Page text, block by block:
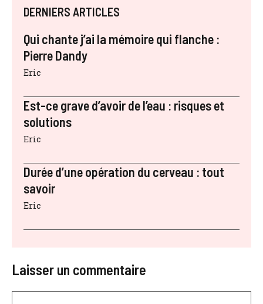
DERNIERS ARTICLES
Qui chante j’ai la mémoire qui flanche :
Pierre Dandy
Eric
Est-ce grave d’avoir de l’eau : risques et
solutions
Eric
Durée d’une opération du cerveau : tout
savoir
Eric
Laisser un commentaire